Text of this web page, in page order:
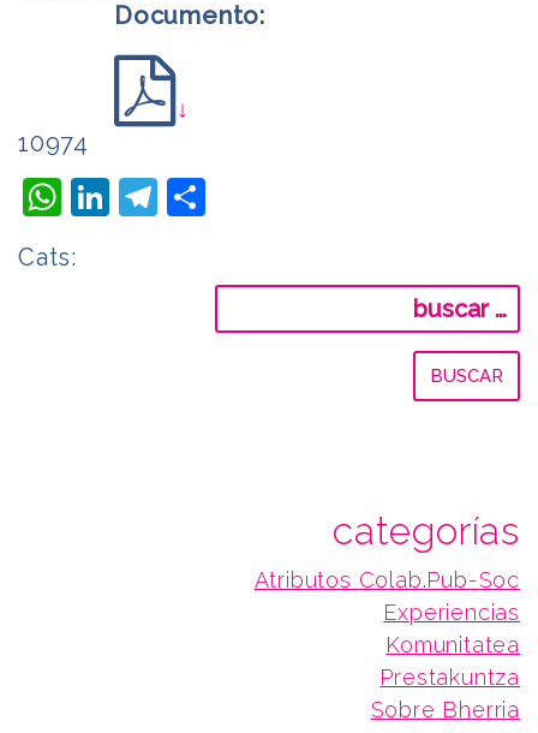
Documento:
↓
10974
WhatsApp
LinkedIn
Telegram
Cats:
categorías
Atributos Colab.Pub-Soc
Experiencias
Komunitatea
Prestakuntza
Sobre Bherria